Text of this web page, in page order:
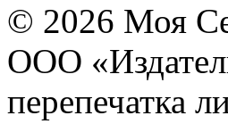
© 2026 Моя
ООО
перепечатка